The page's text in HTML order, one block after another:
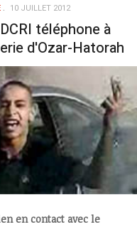
10 JUILLET 2012
téléphone à
d'Ozar-Hatorah
en contact avec le